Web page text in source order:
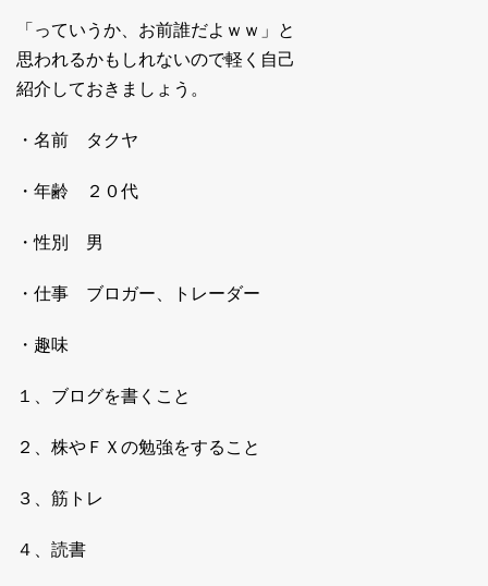
「っていうか、お前誰だよｗｗ」と
思われるかもしれないので軽く自己
紹介しておきましょう。
・名前 タクヤ
・年齢 ２０代
・性別 男
・仕事 ブロガー、トレーダー
・趣味
１、ブログを書くこと
２、株やＦＸの勉強をすること
３、筋トレ
４、読書